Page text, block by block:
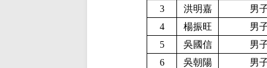
3
洪明嘉
男
4
楊振旺
男
5
吳國信
男
6
吳朝陽
男